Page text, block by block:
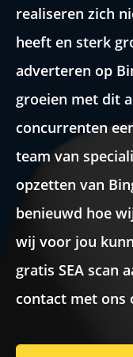
realiseren zich
heeft en sterk
adverteren op
groeien met dit
concurrenten
team van
opzetten van
benieuwd hoe
wij voor jou
gratis SEA scan
contact met ons
Recaptcha